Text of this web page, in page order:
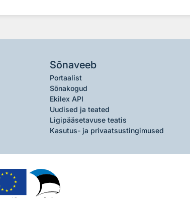
Sõnaveeb
Portaalist
Sõnakogud
Ekilex API
Uudised ja teated
Ligipääsetavuse teatis
Kasutus- ja privaatsustingimused